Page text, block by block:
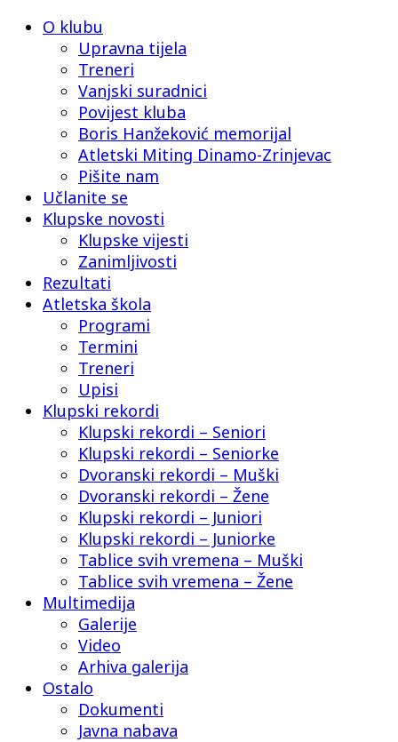
O klubu
Upravna tijela
Treneri
Vanjski suradnici
Povijest kluba
Boris Hanžeković memorijal
Atletski Miting Dinamo-Zrinjevac
Pišite nam
Učlanite se
Klupske novosti
Klupske vijesti
Zanimljivosti
Rezultati
Atletska škola
Programi
Termini
Treneri
Upisi
Klupski rekordi
Klupski rekordi – Seniori
Klupski rekordi – Seniorke
Dvoranski rekordi – Muški
Dvoranski rekordi – Žene
Klupski rekordi – Juniori
Klupski rekordi – Juniorke
Tablice svih vremena – Muški
Tablice svih vremena – Žene
Multimedija
Galerije
Video
Arhiva galerija
Ostalo
Dokumenti
Javna nabava